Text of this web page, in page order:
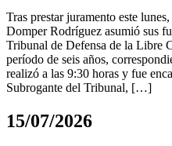
Tras prestar juramento este
Domper Rodríguez asumió sus
Tribunal de Defensa de la Libre
período de seis años,
realizó a las 9:30 horas y fue
Subrogante del Tribunal, […]
15/07/2026